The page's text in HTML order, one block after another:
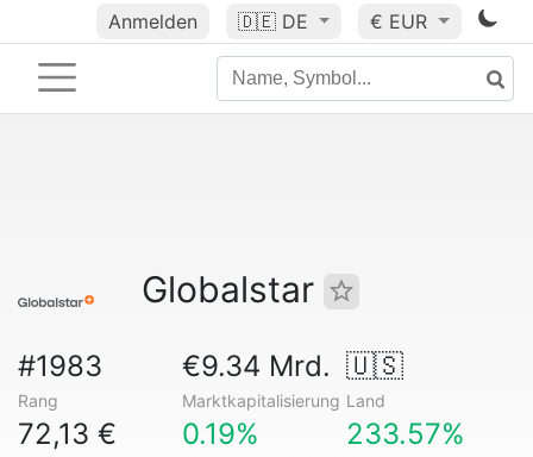
Anmelden 🇩🇪 DE € EUR
Globalstar
#1983
Rang
€9.34 Mrd.
Marktkapitalisierung
🇺🇸
Land
72,13 € 0.19% 233.57%